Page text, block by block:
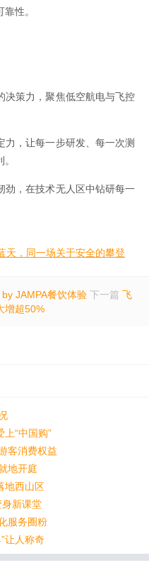
性。
决策力，聚焦低空航电与飞控
力，让每一步研发、每一次测
劲，在技术无人区中钻研每一
天，同一场关于安全的攀登
JAMPA餐饮体验 下一篇 飞
增超50%
“中国购”
客消费权益
地开庭
地西山区
身新课堂
服务圈粉
让人称奇